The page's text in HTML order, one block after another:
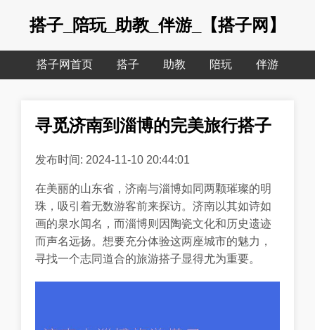
搭子_陪玩_助教_伴游_【搭子网】
搭子网首页 搭子 助教 陪玩 伴游
寻觅济南到淄博的完美旅行搭子
发布时间: 2024-11-10 20:44:01
在美丽的山东省，济南与淄博如同两颗璀璨的明
珠，吸引着无数游客前来探访。济南以其如诗如
画的泉水闻名，而淄博则因陶瓷文化和历史遗迹
而声名远扬。想要充分体验这两座城市的魅力，
寻找一个志同道合的旅游搭子显得尤为重要。